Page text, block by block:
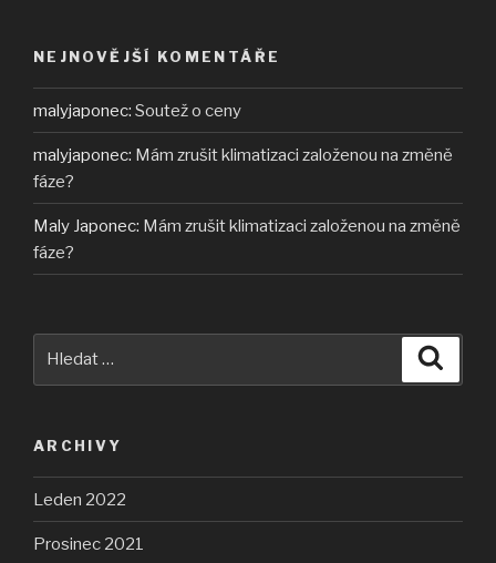
NEJNOVĚJŠÍ KOMENTÁŘE
malyjaponec: Soutež o ceny
malyjaponec: Mám zrušit klimatizaci založenou na změně
fáze?
Maly Japonec: Mám zrušit klimatizaci založenou na změně
fáze?
ARCHIVY
Leden 2022
Prosinec 2021